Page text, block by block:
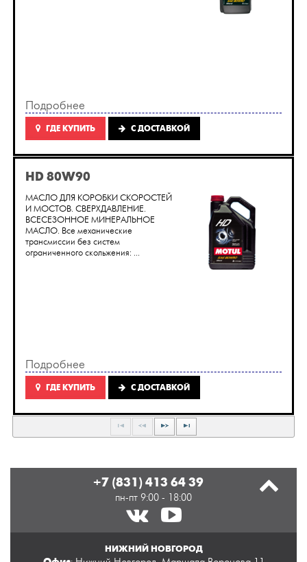
Подробнее
ГДЕ КУПИТЬ C ДОСТАВКОЙ
HD 80W90
МАСЛО ДЛЯ КОРОБКИ СКОРОСТЕЙ
И МОСТОВ. СВЕРХДАВЛЕНИЕ.
ВСЕСЕЗОННОЕ МИНЕРАЛЬНОЕ
МАСЛО. Все механические
трансмиссии без систем
ограниченного скольжения: ...
Подробнее
ГДЕ КУПИТЬ C ДОСТАВКОЙ
+7 (831) 413 64 39
пн-пт 9:00 - 18:00
НИЖНИЙ НОВГОРОД